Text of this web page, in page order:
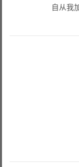
自从我